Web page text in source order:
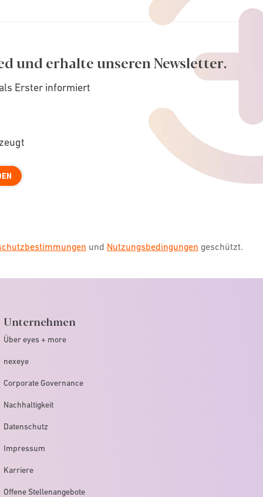
und erhalte unseren Newsletter.
Erster informiert
und Nutzungsbedingungen geschützt.
Unternehmen
Über eyes + more
nexeye
Corporate Governance
Nachhaltigkeit
Datenschutz
Impressum
Karriere
Offene Stellenangebote